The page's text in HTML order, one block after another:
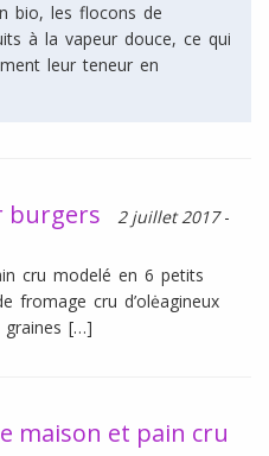
bio, les flocons de
à la vapeur douce, ce qui
leur teneur en
burgers 2 juillet 2017 -
cru modelé en 6 petits
fromage cru d’olėagineux
graines […]
maison et pain cru